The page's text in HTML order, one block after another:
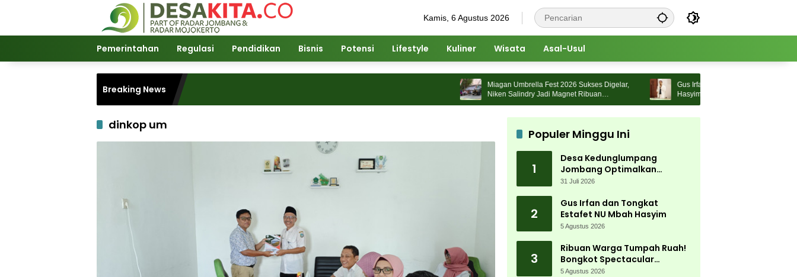
Kamis, 6 Agustus 2026
Pemerintahan Regulasi Pendidikan Bisnis Potensi Lifestyle Kuliner Wisata Asal-Usul
Breaking News
Miagan Umbrella Fest 2026 Sukses Digelar,
Niken Salindry Jadi Magnet Ribuan
Pengunjung
Gus Irfan dan Tongkat Estafet NU Mbah
Hasyim
dinkop um
Populer Minggu Ini
1
Desa Kedunglumpang
Jombang Optimalkan
Singkong Lokal, Warga Diajari
31 Juli 2026
2
Gus Irfan dan Tongkat
Estafet NU Mbah Hasyim
5 Agustus 2026
3
Ribuan Warga Tumpah Ruah!
Bongkot Spectacular
Carnival 2026 Jadi Pesta
5 Agustus 2026